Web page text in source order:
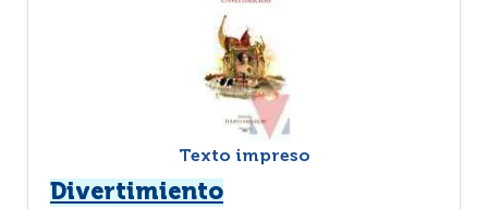
Texto impreso
Divertimiento